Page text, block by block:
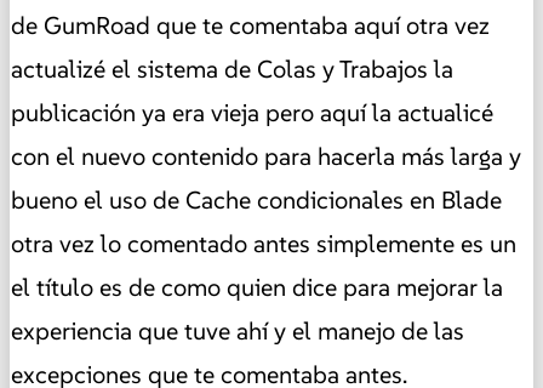
de GumRoad que te comentaba aquí otra vez
actualizé el sistema de Colas y Trabajos la
publicación ya era vieja pero aquí la actualicé
con el nuevo contenido para hacerla más larga y
bueno el uso de Cache condicionales en Blade
otra vez lo comentado antes simplemente es un
el título es de como quien dice para mejorar la
experiencia que tuve ahí y el manejo de las
excepciones que te comentaba antes.